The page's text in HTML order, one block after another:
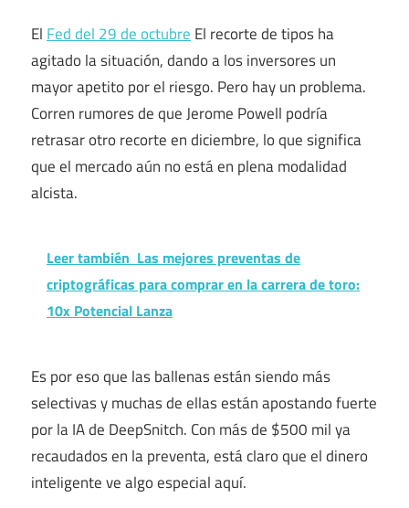
El Fed del 29 de octubre El recorte de tipos ha
agitado la situación, dando a los inversores un
mayor apetito por el riesgo. Pero hay un problema.
Corren rumores de que Jerome Powell podría
retrasar otro recorte en diciembre, lo que significa
que el mercado aún no está en plena modalidad
alcista.
Leer también Las mejores preventas de
criptográficas para comprar en la carrera de toro:
10x Potencial Lanza
Es por eso que las ballenas están siendo más
selectivas y muchas de ellas están apostando fuerte
por la IA de DeepSnitch. Con más de $500 mil ya
recaudados en la preventa, está claro que el dinero
inteligente ve algo especial aquí.